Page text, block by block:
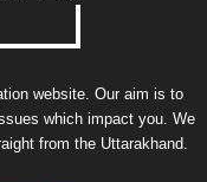
website. Our aim is to
which impact you. We
from the Uttarakhand.